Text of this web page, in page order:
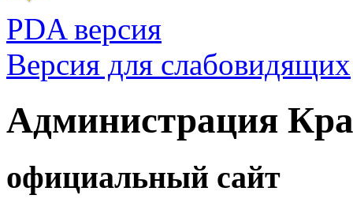
PDA версия
Версия для слабовидящих
Администрация
официальный сайт